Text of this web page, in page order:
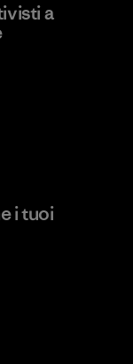
a
i tuoi